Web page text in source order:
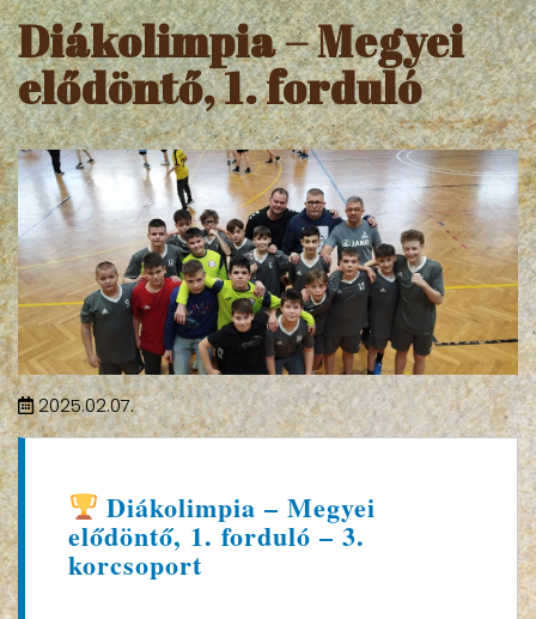
Diákolimpia – Megyei
elődöntő, 1. forduló
2025.02.07.
Diákolimpia – Megyei
elődöntő, 1. forduló – 3.
korcsoport